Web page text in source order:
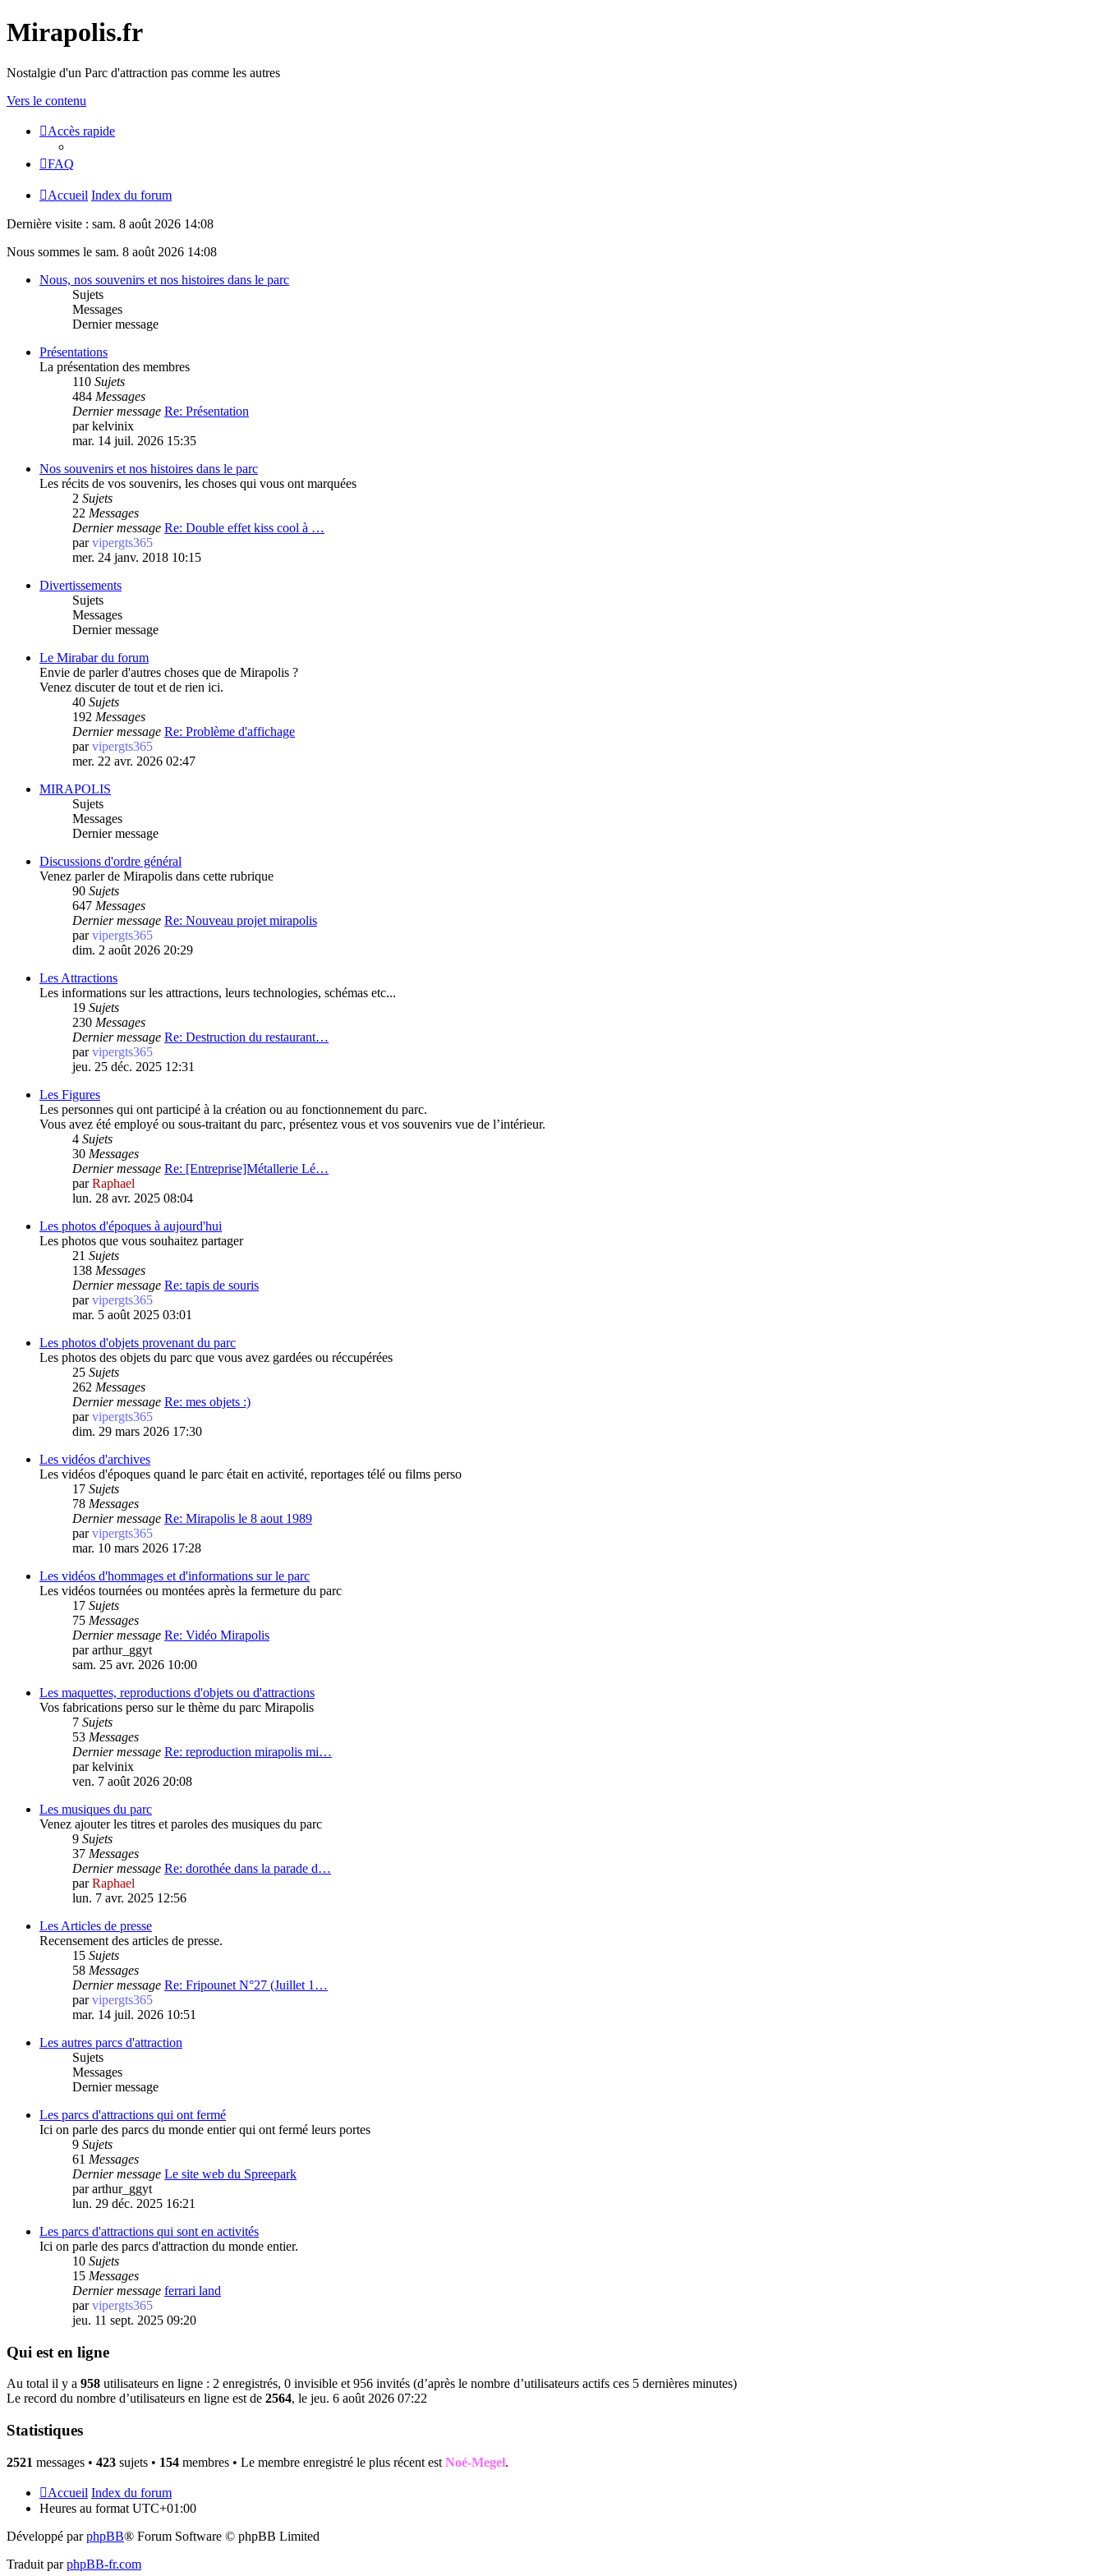
Mirapolis.fr
Nostalgie d'un Parc d'attraction pas comme les autres
Vers le contenu
Accès rapide
FAQ
Accueil Index du forum
Dernière visite : sam. 8 août 2026 14:08
Nous sommes le sam. 8 août 2026 14:08
Nous, nos souvenirs et nos histoires dans le parc
Sujets
Messages
Dernier message
Présentations
La présentation des membres
110 Sujets
484 Messages
Dernier message Re: Présentation
parkelvinix
mar. 14 juil. 2026 15:35
Nos souvenirs et nos histoires dans le parc
Les récits de vos souvenirs, les choses qui vous ont marquées
2 Sujets
22 Messages
Dernier message Re: Double effet kiss cool à …
parvipergts365
mer. 24 janv. 2018 10:15
Divertissements
Sujets
Messages
Dernier message
Le Mirabar du forum
Envie de parler d'autres choses que de Mirapolis ?
Venez discuter de tout et de rien ici.
40 Sujets
192 Messages
Dernier message Re: Problème d'affichage
parvipergts365
mer. 22 avr. 2026 02:47
MIRAPOLIS
Sujets
Messages
Dernier message
Discussions d'ordre général
Venez parler de Mirapolis dans cette rubrique
90 Sujets
647 Messages
Dernier message Re: Nouveau projet mirapolis
parvipergts365
dim. 2 août 2026 20:29
Les Attractions
Les informations sur les attractions, leurs technologies, schémas etc...
19 Sujets
230 Messages
Dernier message Re: Destruction du restaurant…
parvipergts365
jeu. 25 déc. 2025 12:31
Les Figures
Les personnes qui ont participé à la création ou au fonctionnement du parc.
Vous avez été employé ou sous-traitant du parc, présentez vous et vos souvenirs vue de l’intérieur.
4 Sujets
30 Messages
Dernier message Re: [Entreprise]Métallerie Lé…
parRaphael
lun. 28 avr. 2025 08:04
Les photos d'époques à aujourd'hui
Les photos que vous souhaitez partager
21 Sujets
138 Messages
Dernier message Re: tapis de souris
parvipergts365
mar. 5 août 2025 03:01
Les photos d'objets provenant du parc
Les photos des objets du parc que vous avez gardées ou réccupérées
25 Sujets
262 Messages
Dernier message Re: mes objets :)
parvipergts365
dim. 29 mars 2026 17:30
Les vidéos d'archives
Les vidéos d'époques quand le parc était en activité, reportages télé ou films perso
17 Sujets
78 Messages
Dernier message Re: Mirapolis le 8 aout 1989
parvipergts365
mar. 10 mars 2026 17:28
Les vidéos d'hommages et d'informations sur le parc
Les vidéos tournées ou montées après la fermeture du parc
17 Sujets
75 Messages
Dernier message Re: Vidéo Mirapolis
pararthur_ggyt
sam. 25 avr. 2026 10:00
Les maquettes, reproductions d'objets ou d'attractions
Vos fabrications perso sur le thème du parc Mirapolis
7 Sujets
53 Messages
Dernier message Re: reproduction mirapolis mi…
parkelvinix
ven. 7 août 2026 20:08
Les musiques du parc
Venez ajouter les titres et paroles des musiques du parc
9 Sujets
37 Messages
Dernier message Re: dorothée dans la parade d…
parRaphael
lun. 7 avr. 2025 12:56
Les Articles de presse
Recensement des articles de presse.
15 Sujets
58 Messages
Dernier message Re: Fripounet N°27 (Juillet 1…
parvipergts365
mar. 14 juil. 2026 10:51
Les autres parcs d'attraction
Sujets
Messages
Dernier message
Les parcs d'attractions qui ont fermé
Ici on parle des parcs du monde entier qui ont fermé leurs portes
9 Sujets
61 Messages
Dernier message Le site web du Spreepark
pararthur_ggyt
lun. 29 déc. 2025 16:21
Les parcs d'attractions qui sont en activités
Ici on parle des parcs d'attraction du monde entier.
10 Sujets
15 Messages
Dernier message ferrari land
parvipergts365
jeu. 11 sept. 2025 09:20
Qui est en ligne
Au total il y a 958 utilisateurs en ligne : 2 enregistrés, 0 invisible et 956 invités (d’après le nombre d’utilisateurs actifs ces 5 dernières minutes)
Le record du nombre d’utilisateurs en ligne est de 2564, le jeu. 6 août 2026 07:22
Statistiques
2521 messages • 423 sujets • 154 membres • Le membre enregistré le plus récent est Noé-Megel.
Accueil Index du forum
Heures au format UTC+01:00
Développé parphpBB® Forum Software © phpBB Limited
Traduit parphpBB-fr.com